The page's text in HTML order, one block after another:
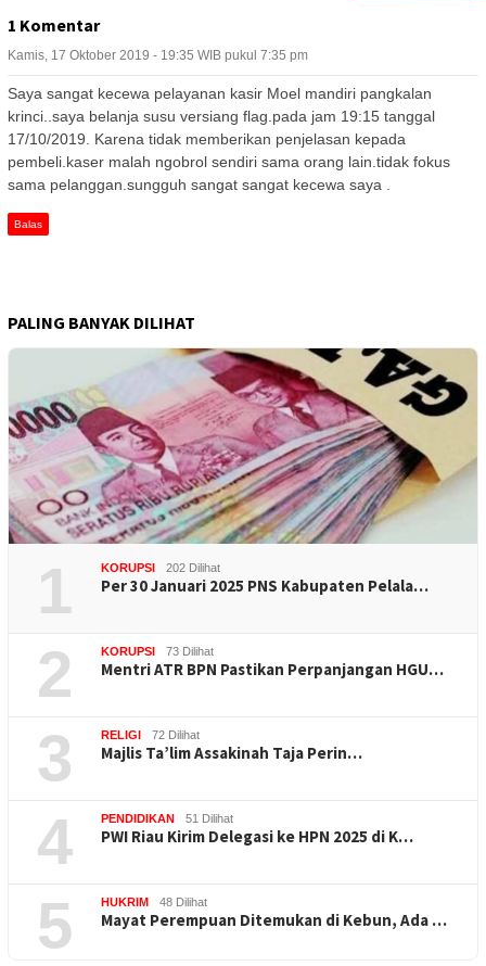
1 Komentar
Kamis, 17 Oktober 2019 - 19:35 WIB pukul 7:35 pm
Saya sangat kecewa pelayanan kasir Moel mandiri pangkalan
krinci..saya belanja susu versiang flag.pada jam 19:15 tanggal
17/10/2019. Karena tidak memberikan penjelasan kepada
pembeli.kaser malah ngobrol sendiri sama orang lain.tidak fokus
sama pelanggan.sungguh sangat sangat kecewa saya .
Balas
PALING BANYAK DILIHAT
1 KORUPSI 202 Dilihat
Per 30 Januari 2025 PNS Kabupaten Pelala…
2 KORUPSI 73 Dilihat
Mentri ATR BPN Pastikan Perpanjangan HGU…
3 RELIGI 72 Dilihat
Majlis Ta’lim Assakinah Taja Perin…
4 PENDIDIKAN 51 Dilihat
PWI Riau Kirim Delegasi ke HPN 2025 di K…
5 HUKRIM 48 Dilihat
Mayat Perempuan Ditemukan di Kebun, Ada …